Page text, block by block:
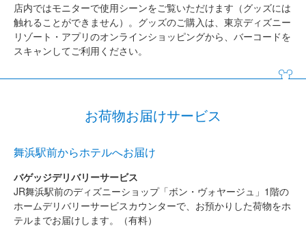
店内ではモニターで使用シーンをご覧いただけます（グッズには
触れることができません）。グッズのご購入は、東京ディズニー
リゾート・アプリのオンラインショッピングから、バーコードを
スキャンしてご利用ください。
お荷物お届けサービス
舞浜駅前からホテルへお届け
バゲッジデリバリーサービス
JR舞浜駅前のディズニーショップ「ボン・ヴォヤージュ」1階の
ホームデリバリーサービスカウンターで、お預かりした荷物をホ
テルまでお届けします。（有料）